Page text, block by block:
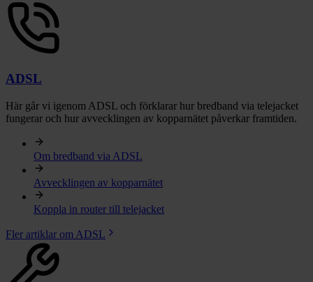
ADSL
Här går vi igenom ADSL och förklarar hur bredband via telejacket
fungerar och hur avvecklingen av kopparnätet påverkar framtiden.
Om bredband via ADSL
Avvecklingen av kopparnätet
Koppla in router till telejacket
Fler artiklar om ADSL